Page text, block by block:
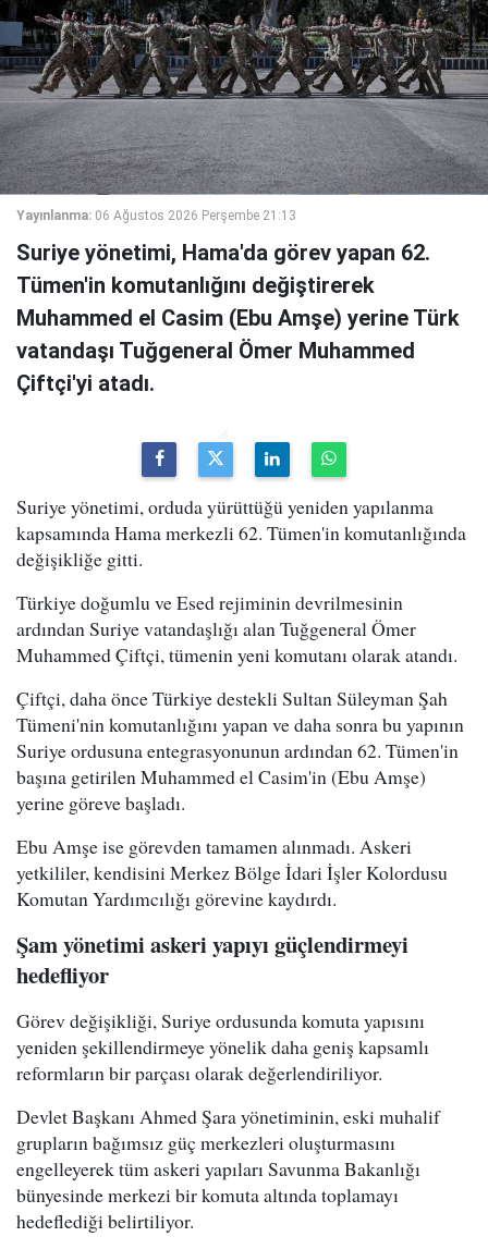
Yayınlanma: 06 Ağustos 2026 Perşembe 21:13
Suriye yönetimi, Hama'da görev yapan 62.
Tümen'in komutanlığını değiştirerek
Muhammed el Casim (Ebu Amşe) yerine Türk
vatandaşı Tuğgeneral Ömer Muhammed
Çiftçi'yi atadı.
Suriye yönetimi, orduda yürüttüğü yeniden yapılanma
kapsamında Hama merkezli 62. Tümen'in komutanlığında
değişikliğe gitti.
Türkiye doğumlu ve Esed rejiminin devrilmesinin
ardından Suriye vatandaşlığı alan Tuğgeneral Ömer
Muhammed Çiftçi, tümenin yeni komutanı olarak atandı.
Çiftçi, daha önce Türkiye destekli Sultan Süleyman Şah
Tümeni'nin komutanlığını yapan ve daha sonra bu yapının
Suriye ordusuna entegrasyonunun ardından 62. Tümen'in
başına getirilen Muhammed el Casim'in (Ebu Amşe)
yerine göreve başladı.
Ebu Amşe ise görevden tamamen alınmadı. Askeri
yetkililer, kendisini Merkez Bölge İdari İşler Kolordusu
Komutan Yardımcılığı görevine kaydırdı.
Şam yönetimi askeri yapıyı güçlendirmeyi
hedefliyor
Görev değişikliği, Suriye ordusunda komuta yapısını
yeniden şekillendirmeye yönelik daha geniş kapsamlı
reformların bir parçası olarak değerlendiriliyor.
Devlet Başkanı Ahmed Şara yönetiminin, eski muhalif
grupların bağımsız güç merkezleri oluşturmasını
engelleyerek tüm askeri yapıları Savunma Bakanlığı
bünyesinde merkezi bir komuta altında toplamayı
hedeflediği belirtiliyor.